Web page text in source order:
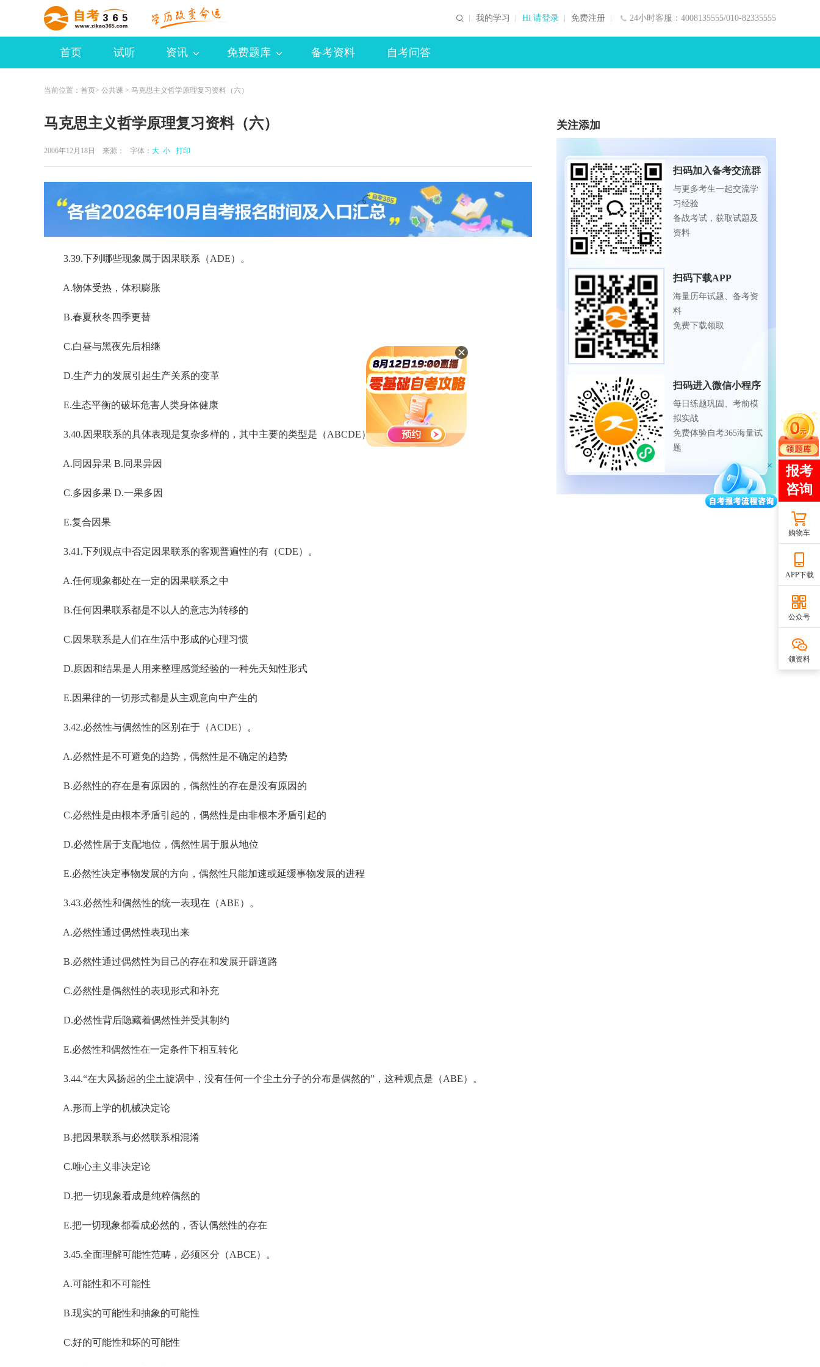
24小时客服：4008135555/010-82335555
我的学习 Hi 请登录 免费注册
首页 试听 资讯 免费题库 备考资料 自考问答
当前位置： 首页> 公共课 > 马克思主义哲学原理复习资料（六）
马克思主义哲学原理复习资料（六）
2006年12月18日 来源： 字体： 大 小 打印
3.39.下列哪些现象属于因果联系（ADE）。
A.物体受热，体积膨胀
B.春夏秋冬四季更替
C.白昼与黑夜先后相继
D.生产力的发展引起生产关系的变革
E.生态平衡的破坏危害人类身体健康
3.40.因果联系的具体表现是复杂多样的，其中主要的类型是（ABCDE）。
A.同因异果 B.同果异因
C.多因多果 D.一果多因
E.复合因果
3.41.下列观点中否定因果联系的客观普遍性的有（CDE）。
A.任何现象都处在一定的因果联系之中
B.任何因果联系都是不以人的意志为转移的
C.因果联系是人们在生活中形成的心理习惯
D.原因和结果是人用来整理感觉经验的一种先天知性形式
E.因果律的一切形式都是从主观意向中产生的
3.42.必然性与偶然性的区别在于（ACDE）。
A.必然性是不可避免的趋势，偶然性是不确定的趋势
B.必然性的存在是有原因的，偶然性的存在是没有原因的
C.必然性是由根本矛盾引起的，偶然性是由非根本矛盾引起的
D.必然性居于支配地位，偶然性居于服从地位
E.必然性决定事物发展的方向，偶然性只能加速或延缓事物发展的进程
3.43.必然性和偶然性的统一表现在（ABE）。
A.必然性通过偶然性表现出来
B.必然性通过偶然性为目己的存在和发展开辟道路
C.必然性是偶然性的表现形式和补充
D.必然性背后隐藏着偶然性并受其制约
E.必然性和偶然性在一定条件下相互转化
3.44.“在大风扬起的尘土旋涡中，没有任何一个尘土分子的分布是偶然的”，这种观点是（ABE）。
A.形而上学的机械决定论
B.把因果联系与必然联系相混淆
C.唯心主义非决定论
D.把一切现象看成是纯粹偶然的
E.把一切现象都看成必然的，否认偶然性的存在
3.45.全面理解可能性范畴，必须区分（ABCE）。
A.可能性和不可能性
B.现实的可能性和抽象的可能性
C.好的可能性和坏的可能性
关注添加
扫码加入备考交流群
与更多考生一起交流学
习经验
备战考试，获取试题及
资料
扫码下载APP
海量历年试题、备考资
料
免费下载领取
扫码进入微信小程序
每日练题巩固、考前模
拟实战
免费体验自考365海量试
题
购物车
APP下载
公众号
领资料